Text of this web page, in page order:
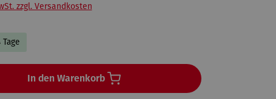
zzgl. Versandkosten
In den Warenkorb